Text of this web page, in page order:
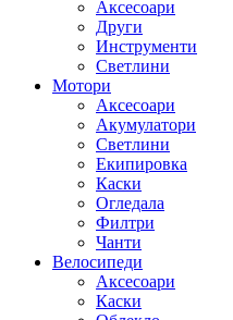
Аксесоари
Други
Инструменти
Светлини
Мотори
Аксесоари
Акумулатори
Светлини
Екипировка
Каски
Огледала
Филтри
Чанти
Велосипеди
Аксесоари
Каски